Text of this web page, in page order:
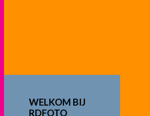
WELKOM BIJ
RDFOTO